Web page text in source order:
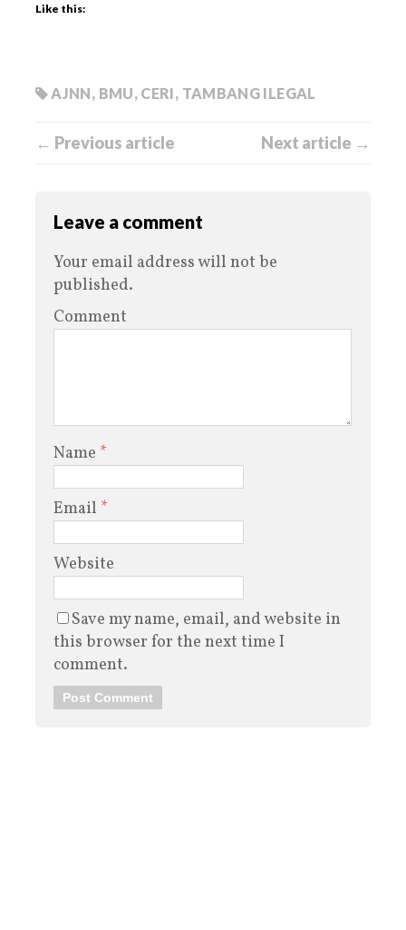
Like this:
AJNN, BMU, CERI, TAMBANG ILEGAL
← Previous article Next article →
Leave a comment
Your email address will not be
published.
Comment
Name *
Email *
Website
Save my name, email, and website in
this browser for the next time I
comment.